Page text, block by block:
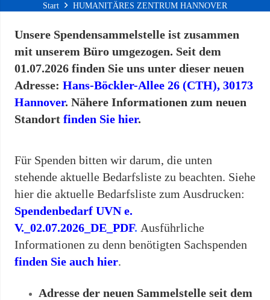
Start HUMANITÄRES ZENTRUM HANNOVER
Unsere Spendensammelstelle ist zusammen
mit unserem Büro umgezogen. Seit dem
01.07.2026 finden Sie uns unter dieser neuen
Adresse: Hans-Böckler-Allee 26 (CTH), 30173
Hannover. Nähere Informationen zum neuen
Standort finden Sie hier.
Für Spenden bitten wir darum, die unten
stehende aktuelle Bedarfsliste zu beachten. Siehe
hier die aktuelle Bedarfsliste zum Ausdrucken:
Spendenbedarf UVN e.
V._02.07.2026_DE_PDF. Ausführliche
Informationen zu denn benötigten Sachspenden
finden Sie auch hier.
Adresse der neuen Sammelstelle seit dem